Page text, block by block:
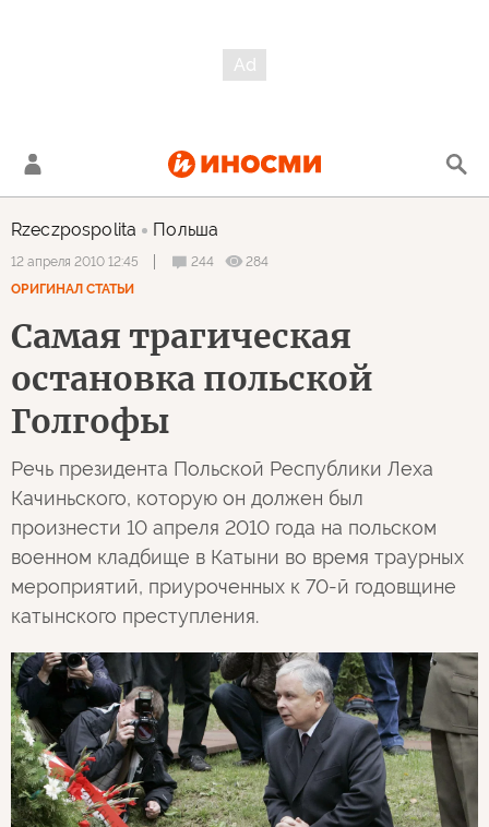
Rzeczpospolita Польша
12 апреля 2010 12:45 244
284
ОРИГИНАЛ СТАТЬИ
Самая трагическая
остановка польской
Голгофы
Речь президента Польской Республики Леха
Качиньского, которую он должен был
произнести 10 апреля 2010 года на польском
военном кладбище в Катыни во время траурных
мероприятий, приуроченных к 70-й годовщине
катынского преступления.